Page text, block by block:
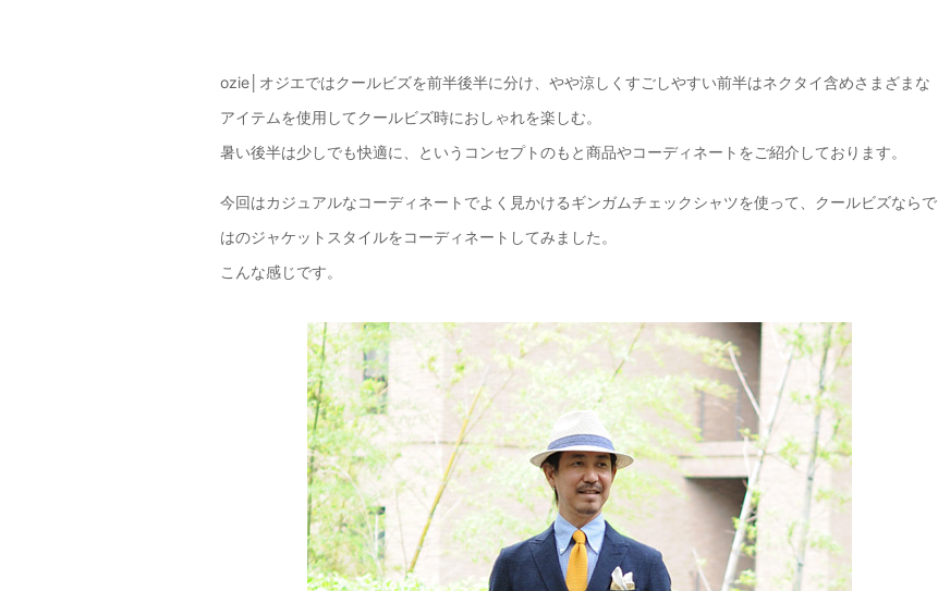
ozie│オジエではクールビズを前半後半に分け、やや涼しくすごしやすい前半はネクタイ含めさまざまな
アイテムを使用してクールビズ時におしゃれを楽しむ。
暑い後半は少しでも快適に、というコンセプトのもと商品やコーディネートをご紹介しております。
今回はカジュアルなコーディネートでよく見かけるギンガムチェックシャツを使って、クールビズならで
はのジャケットスタイルをコーディネートしてみました。
こんな感じです。